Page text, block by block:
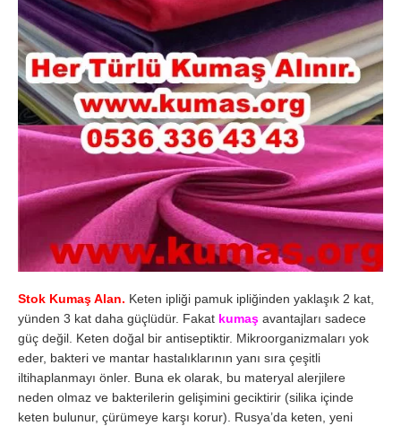
Stok Kumaş Alan. Keten ipliği pamuk ipliğinden yaklaşık 2 kat,
yünden 3 kat daha güçlüdür. Fakat kumaş avantajları sadece
güç değil. Keten doğal bir antiseptiktir. Mikroorganizmaları yok
eder, bakteri ve mantar hastalıklarının yanı sıra çeşitli
iltihaplanmayı önler. Buna ek olarak, bu materyal alerjilere
neden olmaz ve bakterilerin gelişimini geciktirir (silika içinde
keten bulunur, çürümeye karşı korur). Rusya’da keten, yeni